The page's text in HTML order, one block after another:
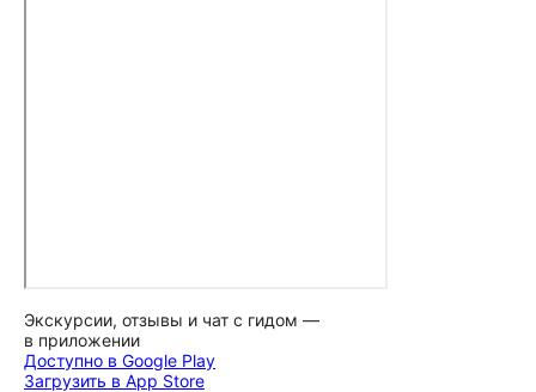
Экскурсии, отзывы и чат с гидом —
в приложении
Доступно в Google Play
Загрузить в App Store